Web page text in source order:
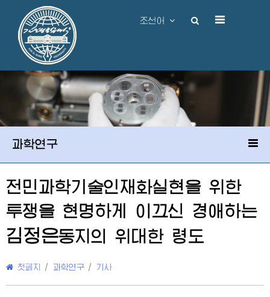
조선어
과학연구
전민과학기술인재화실현을 위한
투쟁을 현명하게 이끄신 경애하는
김정은동지 의 위대한 령도
첫페지 / 과학연구 / 기사